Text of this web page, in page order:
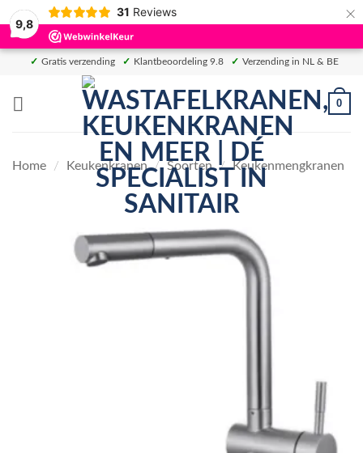
9,8
31 Reviews ×
inhoud
✓ Gratis verzending ✓ Klantbeoordeling 9.8 ✓ Verzending in NL & BE
0
Home / Keukenkranen / Soorten / Keukenmengkranen